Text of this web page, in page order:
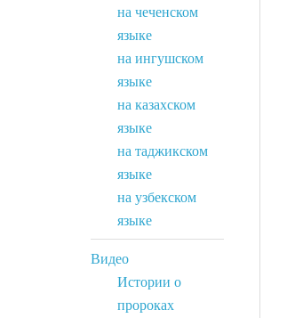
на чеченском
языке
на ингушском
языке
на казахском
языке
на таджикском
языке
на узбекском
языке
Видео
Истории о
пророках